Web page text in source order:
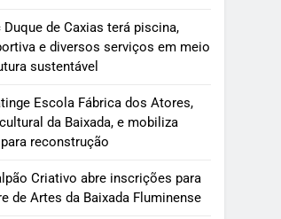
Duque de Caxias terá piscina,
e diversos serviços em meio
sustentável
Escola Fábrica dos Atores,
da Baixada, e mobiliza
reconstrução
Criativo abre inscrições para
de Artes da Baixada Fluminense